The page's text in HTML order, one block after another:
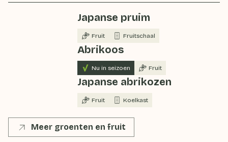
Japanse pruim
Fruit Fruitschaal
Abrikoos
Nu in seizoen Fruit
Japanse abrikozen
Fruit Koelkast
Meer groenten en fruit